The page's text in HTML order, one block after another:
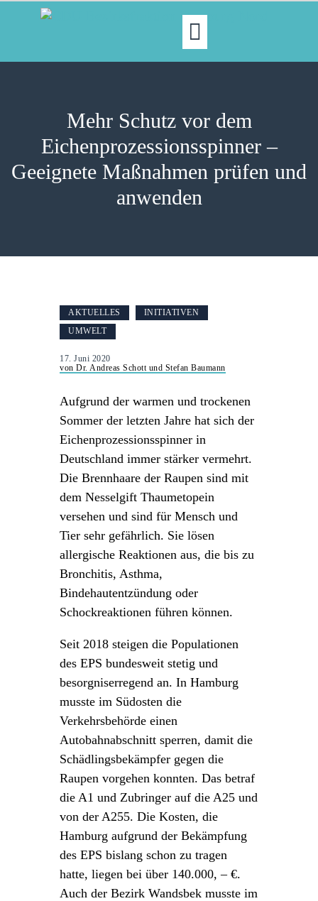
Mehr Schutz vor dem
Eichenprozessionsspinner –
Geeignete Maßnahmen prüfen und
anwenden
AKTUELLES
NORDAKTUELL
THEMEN
KONTAKT
AKTUELLES
INITIATIVEN
UMWELT
17. Juni 2020
von Dr. Andreas Schott und Stefan Baumann
Aufgrund der warmen und trockenen
Sommer der letzten Jahre hat sich der
Eichenprozessionsspinner in
Deutschland immer stärker vermehrt.
Die Brennhaare der Raupen sind mit
dem Nesselgift Thaumetopein
versehen und sind für Mensch und
Tier sehr gefährlich. Sie lösen
allergische Reaktionen aus, die bis zu
Bronchitis, Asthma,
Bindehautentzündung oder
Schockreaktionen führen können.
Seit 2018 steigen die Populationen
des EPS bundesweit stetig und
besorgniserregend an. In Hamburg
musste im Südosten die
Verkehrsbehörde einen
Autobahnabschnitt sperren, damit die
Schädlingsbekämpfer gegen die
Raupen vorgehen konnten. Das betraf
die A1 und Zubringer auf die A25 und
von der A255. Die Kosten, die
Hamburg aufgrund der Bekämpfung
des EPS bislang schon zu tragen
hatte, liegen bei über 140.000, – €.
Auch der Bezirk Wandsbek musste im